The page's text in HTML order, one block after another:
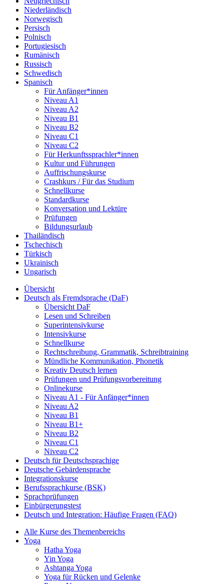
Niederländisch
Norwegisch
Persisch
Polnisch
Portugiesisch
Rumänisch
Russisch
Schwedisch
Spanisch
Für Anfänger*innen
Niveau A1
Niveau A2
Niveau B1
Niveau B2
Niveau C1
Niveau C2
Für Herkunftssprachler*innen
Kultur und Führungen
Auffrischungskurse
Crashkurs / Für das Studium
Schnellkurse
Standardkurse
Konversation und Lektüre
Prüfungen
Bildungsurlaub
Thailändisch
Tschechisch
Türkisch
Ukrainisch
Ungarisch
Übersicht
Deutsch als Fremdsprache (DaF)
Übersicht DaF
Lesen und Schreiben
Superintensivkurse
Intensivkurse
Schnellkurse
Rechtschreibung, Grammatik, Schreibtraining
Mündliche Kommunikation, Phonetik
Kreativ Deutsch lernen
Prüfungen und Prüfungsvorbereitung
Onlinekurse
Niveau A1 - Für Anfänger*innen
Niveau A2
Niveau B1
Niveau B1+
Niveau B2
Niveau C1
Niveau C2
Deutsch für Deutschsprachige
Deutsche Gebärdensprache
Integrationskurse
Berufssprachkurse (BSK)
Sprachprüfungen
Einbürgerungstest
Deutsch und Integration: Häufige Fragen (FAQ)
Alle Kurse des Themenbereichs
Yoga
Hatha Yoga
Yin Yoga
Ashtanga Yoga
Yoga für Rücken und Gelenke